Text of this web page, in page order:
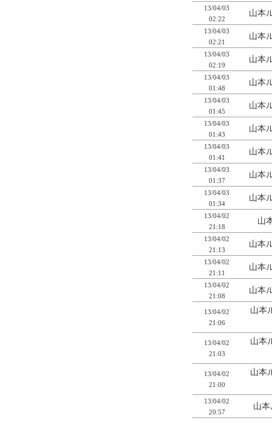
13/04/03
02:22
山本
13/04/03
02:21
山本
13/04/03
02:19
山本
13/04/03
01:48
山本
13/04/03
01:45
山本
13/04/03
01:43
山本
13/04/03
01:41
山本
13/04/03
01:37
山本
13/04/03
01:34
山本
13/04/02
21:18
山
13/04/02
21:13
山本
13/04/02
21:11
山本
13/04/02
21:08
山本
13/04/02
21:06
山本
13/04/02
21:03
山本
13/04/02
21:00
山本
13/04/02
20:57
山